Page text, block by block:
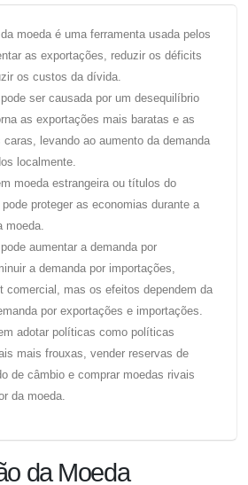
moeda é uma ferramenta usada pelos
as exportações, reduzir os déficits
os custos da dívida.
ser causada por um desequilíbrio
as exportações mais baratas e as
levando ao aumento da demanda
localmente.
moeda estrangeira ou títulos do
proteger as economias durante a
moeda.
aumentar a demanda por
a demanda por importações,
comercial, mas os efeitos dependem da
por exportações e importações.
adotar políticas como políticas
mais frouxas, vender reservas de
de câmbio e comprar moedas rivais
da moeda.
da Moeda